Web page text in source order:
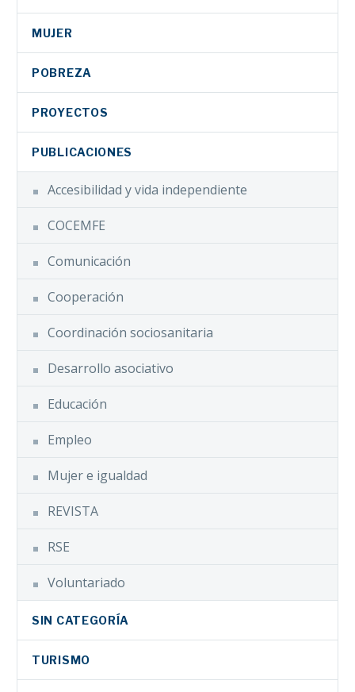
MUJER
POBREZA
PROYECTOS
PUBLICACIONES
Accesibilidad y vida independiente
COCEMFE
Comunicación
Cooperación
Coordinación sociosanitaria
Desarrollo asociativo
Educación
Empleo
Mujer e igualdad
REVISTA
RSE
Voluntariado
SIN CATEGORÍA
TURISMO